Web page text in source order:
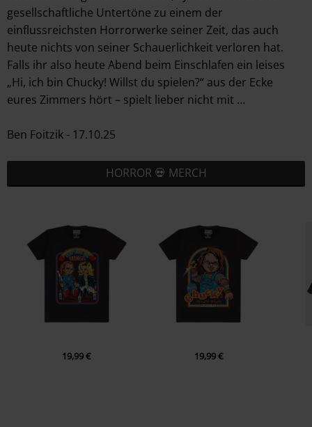
gesellschaftliche Untertöne zu einem der
einflussreichsten Horrorwerke seiner Zeit, das auch
heute nichts von seiner Schauerlichkeit verloren hat.
Falls ihr also heute Abend beim Einschlafen ein leises
„Hi, ich bin Chucky! Willst du spielen?“ aus der Ecke
eures Zimmers hört – spielt lieber nicht mit …
Ben Foitzik - 17.10.25
HORROR 💀 MERCH
19,99 € 19,99 €